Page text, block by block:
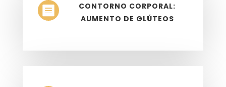

CONTORNO CORPORAL:
AUMENTO DE GLÚTEOS